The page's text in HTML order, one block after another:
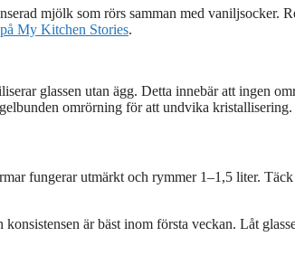
mjölk som rörs samman med vaniljsocker.
My Kitchen Stories.
glassen utan ägg. Detta innebär att ingen
omrörning för att undvika kristallisering.
fungerar utmärkt och rymmer 1–1,5 liter.
är bäst inom första veckan. Låt